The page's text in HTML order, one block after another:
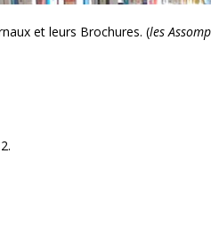
et leurs Brochures. (les